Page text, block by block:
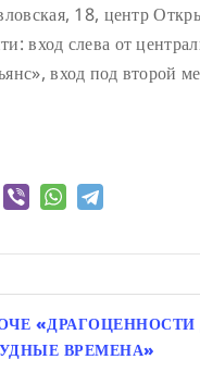
18, центр
вход слева от
вход под второй
ВРЕМЕНА»